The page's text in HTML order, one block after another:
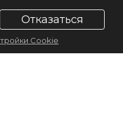
Отказаться
Cookie